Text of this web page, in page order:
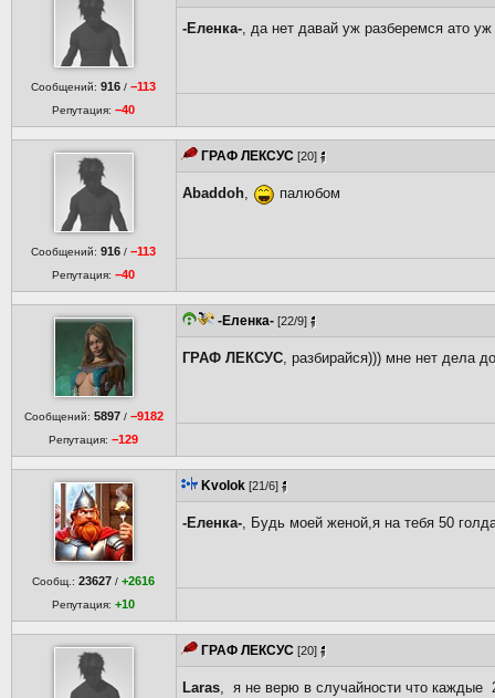
Сообщений:916 /−113
Репутация:−40
-Еленка-, да нет давай уж разберемся ато
Сообщений:916 /−113
Репутация:−40
ГРАФ ЛЕКСУС [20]
Abaddoh, палюбом
Сообщений: 5897 / −9182
Репутация:−129
-Еленка- [22/9]
ГРАФ ЛЕКСУС, разбирайся))) мне нет дела
Сообщ.:23627 /+2616
Репутация:+10
Kvolok [21/6]
-Еленка-, Будь моей женой,я на тебя 50
ГРАФ ЛЕКСУС [20]
Laras, я не верю в случайности что каждые